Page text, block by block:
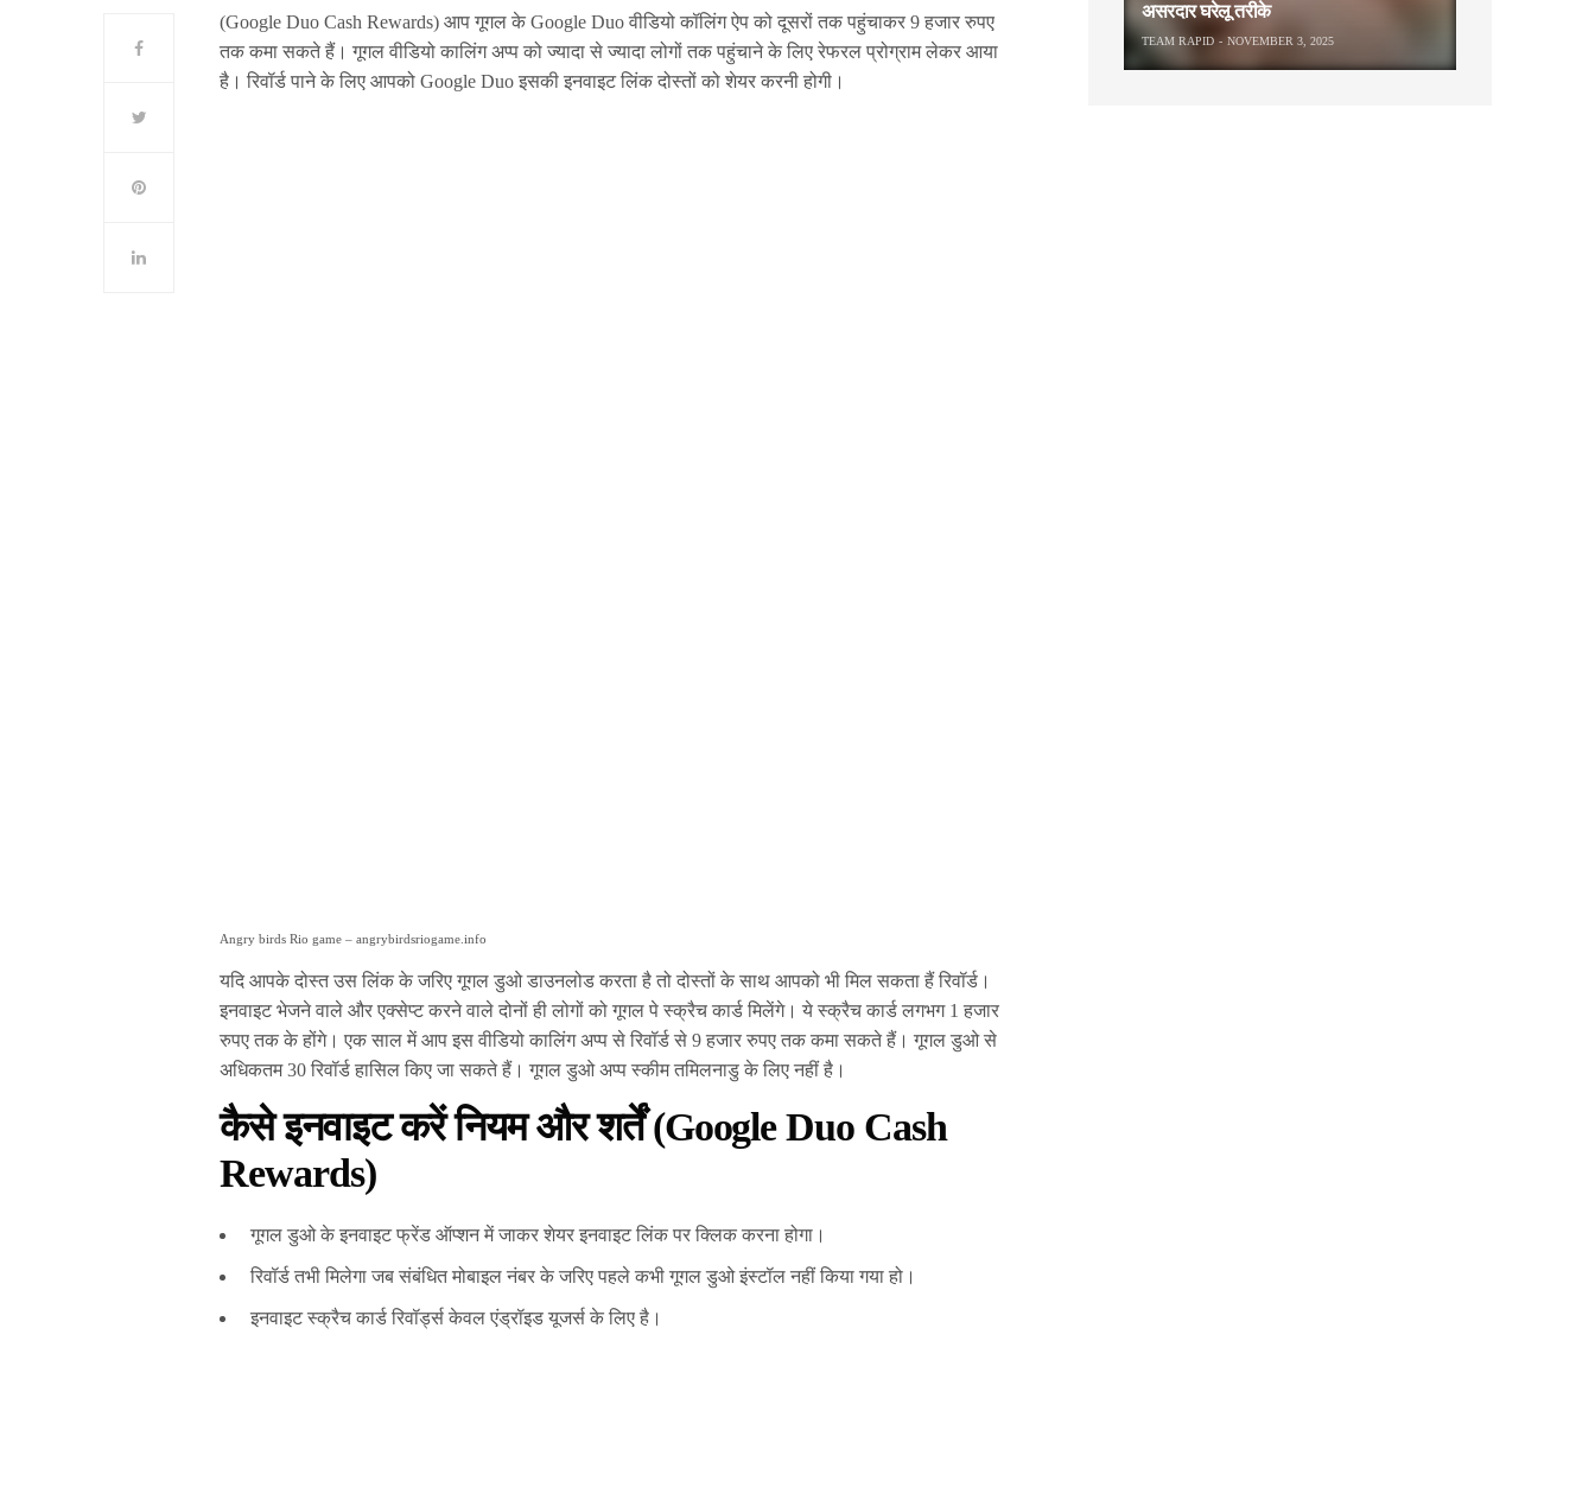
(Google Duo Cash Rewards) आप गूगल के Google Duo वीडियो कॉलिंग ऐप को दूसरों तक पहुंचाकर 9 हजार रुपए
तक कमा सकते हैं। गूगल वीडियो कालिंग अप्प को ज्यादा से ज्यादा लोगों तक पहुंचाने के लिए रेफरल प्रोग्राम लेकर आया
है। रिवॉर्ड पाने के लिए आपको Google Duo इसकी इनवाइट लिंक दोस्तों को शेयर करनी होगी।
Angry birds Rio game – angrybirdsriogame.info
यदि आपके दोस्त उस लिंक के जरिए गूगल डुओ डाउनलोड करता है तो दोस्तों के साथ आपको भी मिल सकता हैं रिवॉर्ड।
इनवाइट भेजने वाले और एक्सेप्ट करने वाले दोनों ही लोगों को गूगल पे स्क्रैच कार्ड मिलेंगे। ये स्क्रैच कार्ड लगभग 1 हजार
रुपए तक के होंगे। एक साल में आप इस वीडियो कालिंग अप्प से रिवॉर्ड से 9 हजार रुपए तक कमा सकते हैं। गूगल डुओ से
अधिकतम 30 रिवॉर्ड हासिल किए जा सकते हैं। गूगल डुओ अप्प स्कीम तमिलनाडु के लिए नहीं है।
कैसे इनवाइट करें नियम और शर्तें (Google Duo Cash
Rewards)
गूगल डुओ के इनवाइट फ्रेंड ऑप्शन में जाकर शेयर इनवाइट लिंक पर क्लिक करना होगा।
रिवॉर्ड तभी मिलेगा जब संबंधित मोबाइल नंबर के जरिए पहले कभी गूगल डुओ इंस्टॉल नहीं किया गया हो।
इनवाइट स्क्रैच कार्ड रिवॉर्ड्स केवल एंड्रॉइड यूजर्स के लिए है।
असरदार घरेलू तरीके
TEAM RAPID NOVEMBER 3, 2025